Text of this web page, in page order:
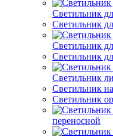
Светильник
Светильник
Светильник
Светильник
Светильник
Светильник
Светильник
переносной